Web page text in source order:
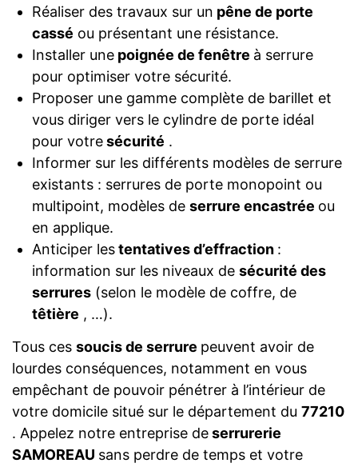
Réaliser des travaux sur un pêne de porte
cassé ou présentant une résistance.
Installer unepoignée de fenêtre à serrure
pour optimiser votre sécurité.
Proposer une gamme complète de barillet et
vous diriger vers le cylindre de porte idéal
pour votresécurité .
Informer sur les différents modèles de serrure
existants : serrures de porte monopoint ou
multipoint, modèles de serrure encastrée ou
en applique.
Anticiper lestentatives d’effraction :
information sur les niveaux de sécurité des
serrures(selon le modèle de coffre, de
têtière , …).
Tous ces soucis de serrure peuvent avoir de
lourdes conséquences, notamment en vous
empêchant de pouvoir pénétrer à l’intérieur de
votre domicile situé sur le département du 77210
. Appelez notre entreprise deserrurerie
SAMOREAU sans perdre de temps et votre